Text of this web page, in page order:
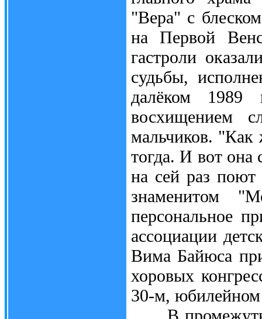
"Вера" с
на Первой
гастроли
судьбы,
далёком 1989
восхищением
мальчиков. "Как
тогда. И вот она
на сей раз
знаменитом
персональное
ассоциации
Вима Байюса
хоровых
30-м, юбилейном